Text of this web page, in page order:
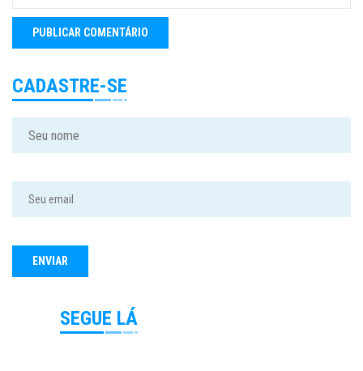
CADASTRE-SE
SEGUE LÁ